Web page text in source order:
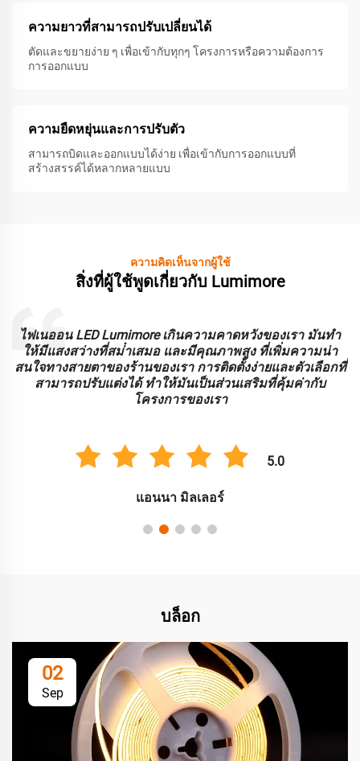
ความยาวที่สามารถปรับเปลี่ยนได้
ตัดและขยายง่าย ๆ เพื่อเข้ากับทุกๆ โครงการหรือความต้องการ
การออกแบบ
ความยืดหยุ่นและการปรับตัว
สามารถบิดและออกแบบได้ง่าย เพื่อเข้ากับการออกแบบที่
สร้างสรรค์ได้หลากหลายแบบ
ความคิดเห็นจากผู้ใช้
สิ่งที่ผู้ใช้พูดเกี่ยวกับ Lumimore
ไฟเนออน LED Lumimore เกินความคาดหวังของเรา มันทํา
ให้มีแสงสว่างที่สม่ําเสมอ และมีคุณภาพสูง ที่เพิ่มความน่า
สนใจทางสายตาของร้านของเรา การติดตั้งง่ายและตัวเลือกที่
สามารถปรับแต่งได้ ทําให้มันเป็นส่วนเสริมที่คุ้มค่ากับ
โครงการของเรา
5.0
แอนนา มิลเลอร์
บล็อก
02
Sep